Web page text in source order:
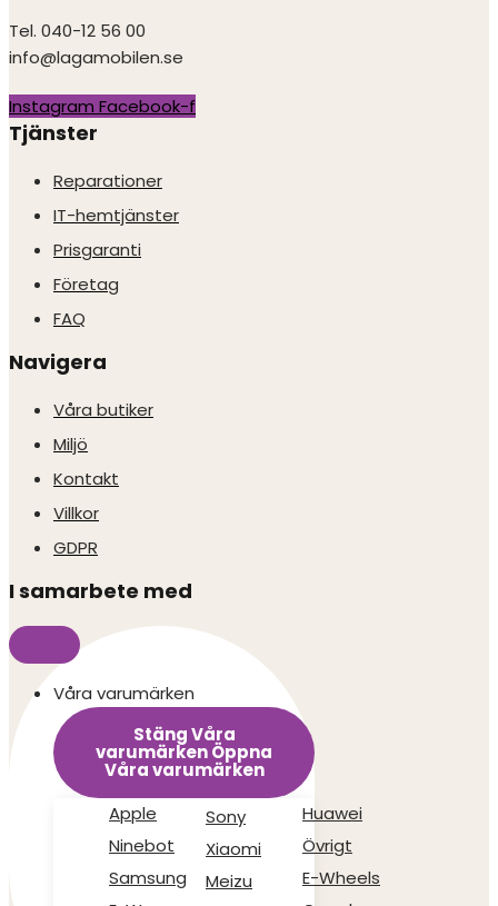
Tel. 040-12 56 00
info@lagamobilen.se
Instagram Facebook-f
Tjänster
Reparationer
IT-hemtjänster
Prisgaranti
Företag
FAQ
Navigera
Våra butiker
Miljö
Kontakt
Villkor
GDPR
I samarbete med
Våra varumärken
Stäng Våra
varumärkenÖppna
Våra varumärken
Apple
Ninebot
Samsung
Sony
Xiaomi
Meizu
Huawei
Övrigt
E-Wheels